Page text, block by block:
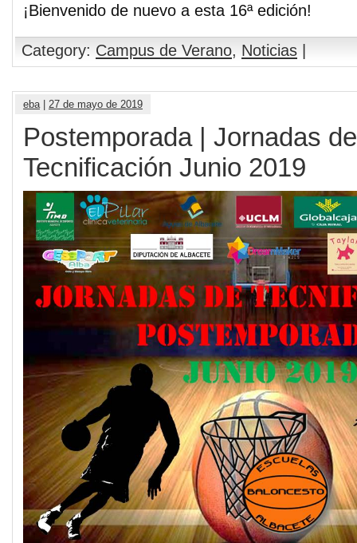
¡Bienvenido de nuevo a esta 16ª edición!
Category: Campus de Verano, Noticias |
eba | 27 de mayo de 2019
Postemporada | Jornadas de
Tecnificación Junio 2019